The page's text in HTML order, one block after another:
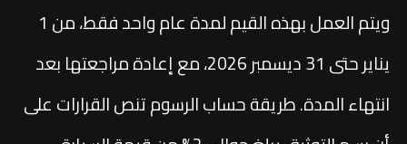
ويتم العمل بهذه القيم لمدة عام واحد فقط، من 1
يناير حتى 31 ديسمبر 2026، مع إعادة مراجعتها بعد
انتهاء المدة. طريقة حساب الرسوم تنص القرارات على